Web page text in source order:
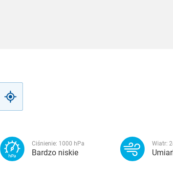
Ciśnienie: 1000 hPa
Bardzo niskie
Wiatr: